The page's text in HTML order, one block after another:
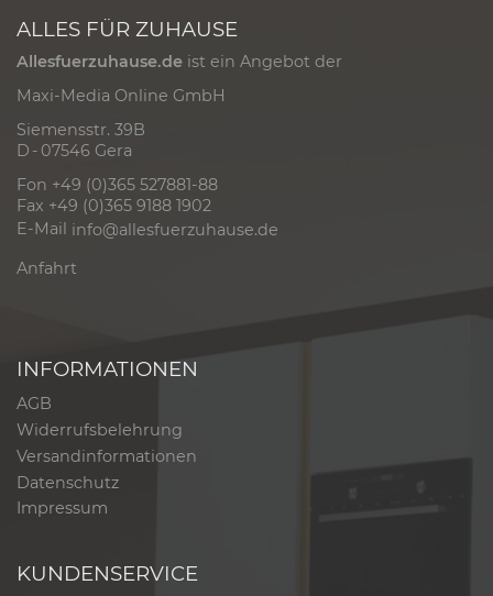
ALLES FÜR ZUHAUSE
Allesfuerzuhause.de ist ein Angebot der
Maxi-Media Online GmbH
Siemensstr. 39B
D - 07546 Gera
Fon +49 (0)365 527881-88
Fax +49 (0)365 9188 1902
E-Mail info@allesfuerzuhause.de
Anfahrt
INFORMATIONEN
AGB
Widerrufsbelehrung
Versandinformationen
Datenschutz
Impressum
KUNDENSERVICE